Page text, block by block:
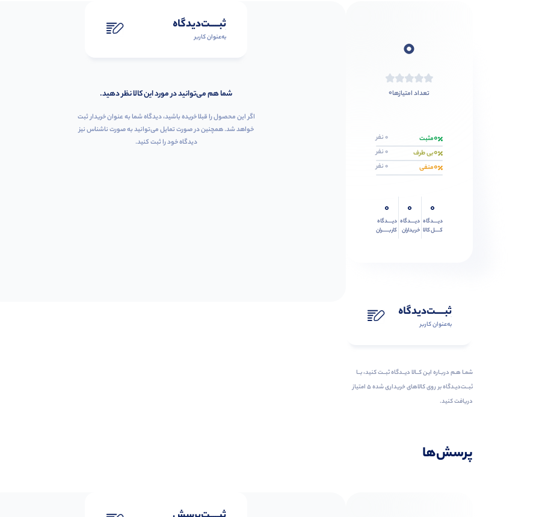
0
تعداد امتیازها0
0مثبت 0 نفر
0بی طرف 0 نفر
0منفی 0 نفر
0
دیــــدگاه
کــــل کالا
0
دیــــدگاه
خریداران
0
دیــــدگاه
کاربـــــران
ثبـــــت‌دیدگاه
به‌عنوان کاربر
شمـا هـم دربـاره ایـن کــالا دیــدگاه ثبــت کنید، بــا
ثبــت‌دیـدگاه بر روی کالاهای خریداری شده ۵ امتیاز
دریافت کنید.
ثبـــــت‌دیدگاه
به‌عنوان کاربر
شما هم می‌توانید در مورد این کالا نظر دهید.
اگر این محصول را قبلا خریده باشید، دیدگاه شما به عنوان خریدار ثبت
خواهد شد. همچنین در صورت تمایل می‌توانید به صورت ناشناس نیز
دیدگاه خود را ثبت کنید.
پرسش‌ها